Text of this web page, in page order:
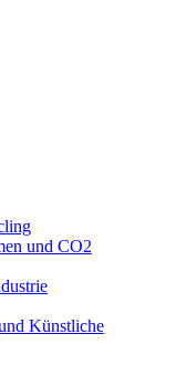
und CO2
Künstliche